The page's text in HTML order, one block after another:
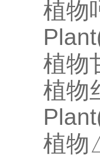
植物
植物
植物
植物